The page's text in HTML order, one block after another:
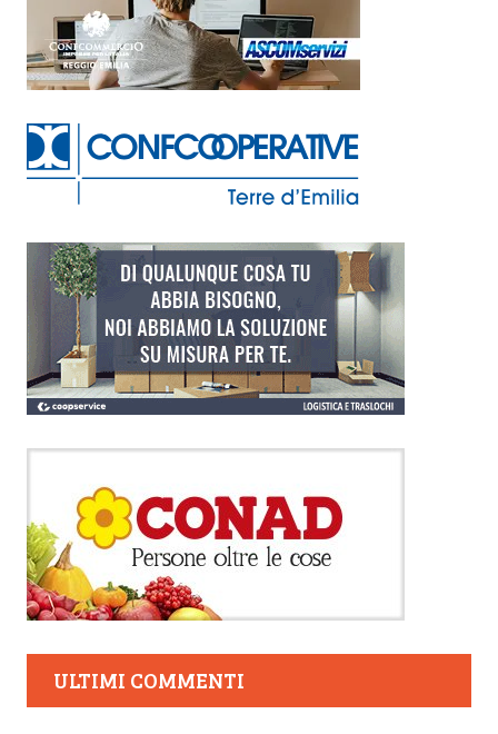
ULTIMI COMMENTI